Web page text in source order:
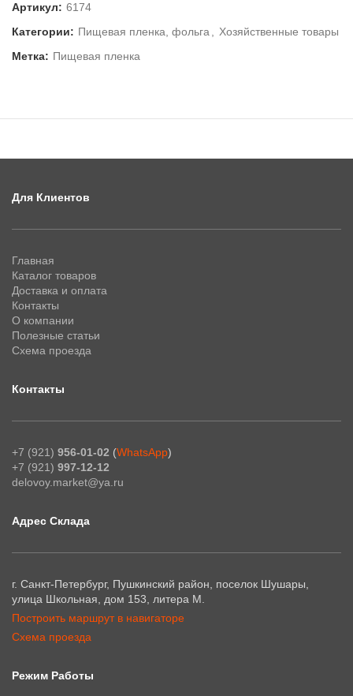
Артикул: 6174
Категории: Пищевая пленка, фольга, Хозяйственные товары
Метка: Пищевая пленка
Для Клиентов
Главная
Каталог товаров
Доставка и оплата
Контакты
О компании
Полезные статьи
Схема проезда
Контакты
+7 (921) 956-01-02 (WhatsApp)
+7 (921) 997-12-12
delovoy.market@ya.ru
Адрес Склада
г. Санкт-Петербург, Пушкинский район, поселок Шушары,
улица Школьная, дом 153, литера М.
Построить маршрут в навигаторе
Схема проезда
Режим Работы